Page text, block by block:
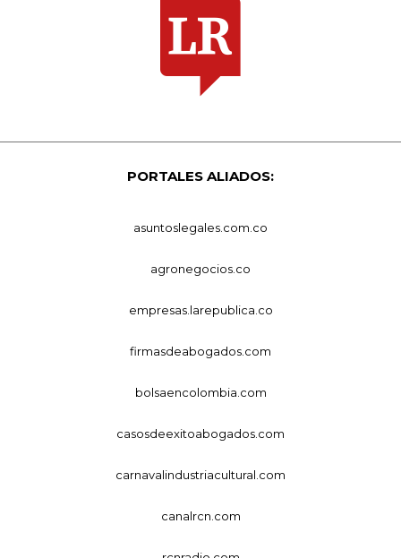
PORTALES ALIADOS:
asuntoslegales.com.co
agronegocios.co
empresas.larepublica.co
firmasdeabogados.com
bolsaencolombia.com
casosdeexitoabogados.com
carnavalindustriacultural.com
canalrcn.com